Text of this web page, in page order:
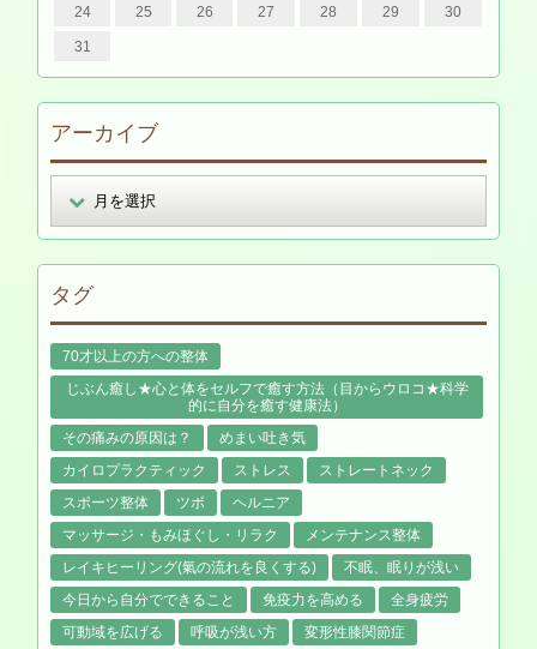
24 25 26 27 28 29 30
31
アーカイブ
タグ
70才以上の方への整体
じぶん癒し★心と体をセルフで癒す方法（目からウロコ★科学
的に自分を癒す健康法）
その痛みの原因は？
めまい吐き気
カイロプラクティック
ストレス
ストレートネック
スポーツ整体
ツボ
ヘルニア
マッサージ・もみほぐし・リラク
メンテナンス整体
レイキヒーリング(氣の流れを良くする)
不眠、眠りが浅い
今日から自分でできること
免疫力を高める
全身疲労
可動域を広げる
呼吸が浅い方
変形性膝関節症